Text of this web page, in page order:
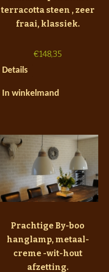
terracotta steen , zeer
fraai, klassiek.
€148,35
Details
In winkelmand
Prachtige By-boo
hanglamp, metaal-
creme -wit-hout
afzetting.